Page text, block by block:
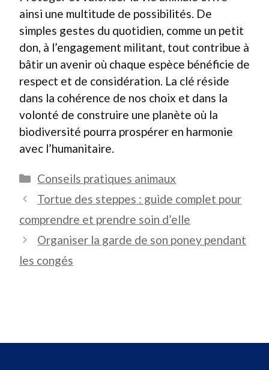
ainsi une multitude de possibilités. De
simples gestes du quotidien, comme un petit
don, à l’engagement militant, tout contribue à
bâtir un avenir où chaque espèce bénéficie de
respect et de considération. La clé réside
dans la cohérence de nos choix et dans la
volonté de construire une planète où la
biodiversité pourra prospérer en harmonie
avec l’humanitaire.
Catégories
Conseils pratiques animaux
Tortue des steppes : guide complet pour
comprendre et prendre soin d’elle
Organiser la garde de son poney pendant
les congés